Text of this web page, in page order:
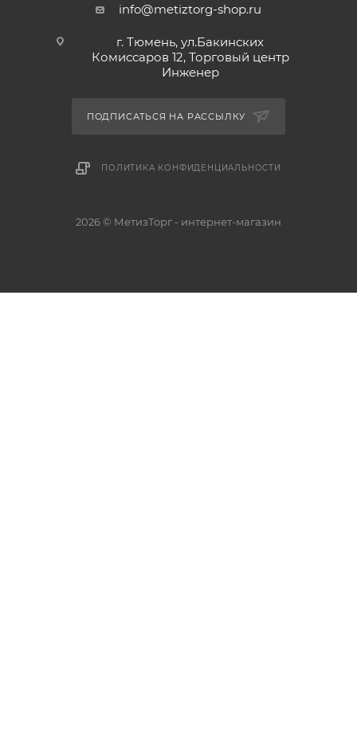
info@metiztorg-shop.ru
г. Тюмень, ул.Бакинских
Комиссаров 12, Торговый центр
Инженер
ПОДПИСАТЬСЯ НА РАССЫЛКУ
ПОЛИТИКА КОНФИДЕНЦИАЛЬНОСТИ
2026 © МетизТорг - интернет-магазин